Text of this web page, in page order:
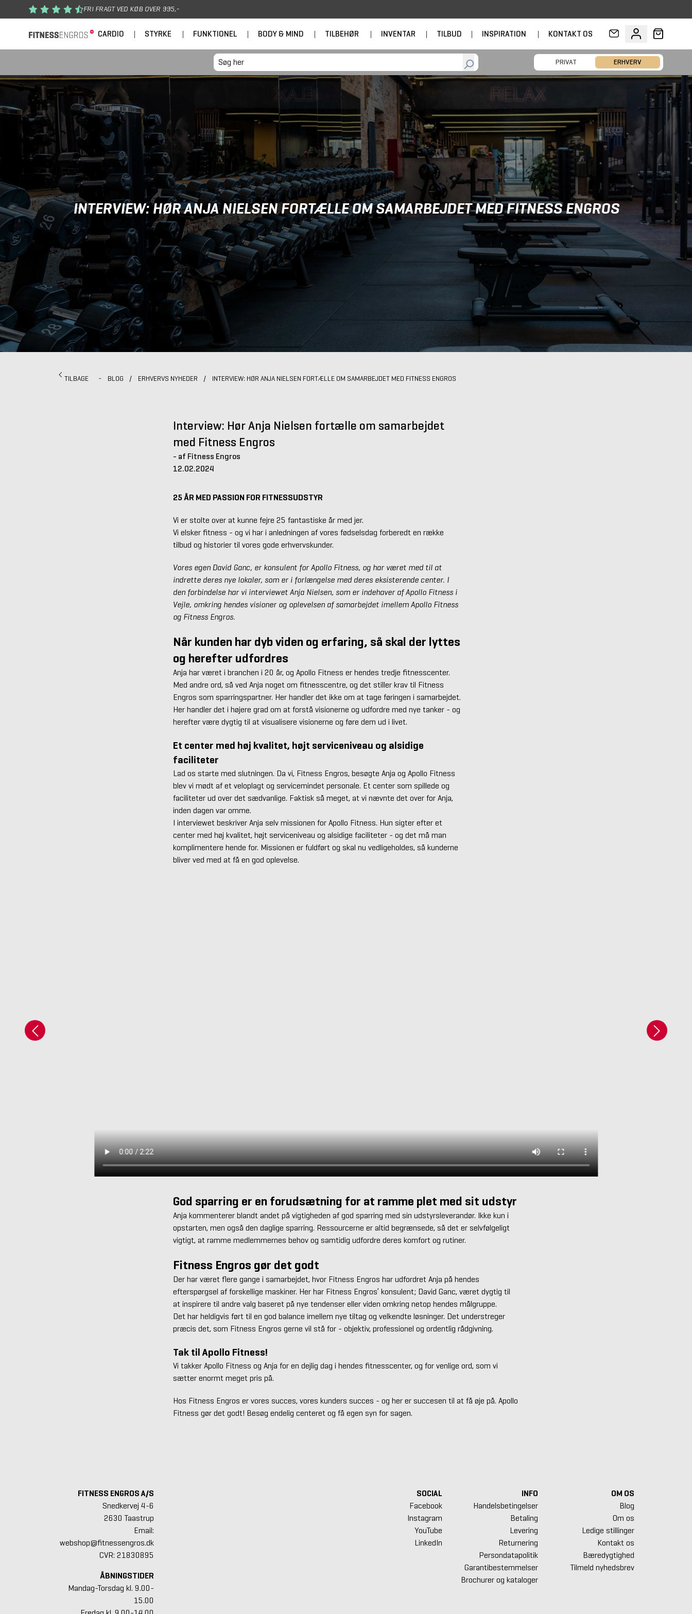
Gå til hovedindhold FRI FRAGT VED KØB OVER 995,-
CARDIO | STYRKE | FUNKTIONEL | BODY & MIND | TILBEHØR | INVENTAR | TILBUD | INSPIRATION | KONTAKT OS
PRIVAT ERHVERV
INTERVIEW: HØR ANJA NIELSEN FORTÆLLE OM SAMARBEJDET MED FITNESS ENGROS
TILBAGE - BLOG / ERHVERVS NYHEDER / INTERVIEW: HØR ANJA NIELSEN FORTÆLLE OM SAMARBEJDET MED FITNESS ENGROS
Interview: Hør Anja Nielsen fortælle om samarbejdet
med Fitness Engros
- af Fitness Engros
12.02.2024
25 ÅR MED PASSION FOR FITNESSUDSTYR
Vi er stolte over at kunne fejre 25 fantastiske år med jer.
Vi elsker fitness - og vi har i anledningen af vores fødselsdag forberedt en række
tilbud og historier til vores gode erhvervskunder.
Vores egen David Ganc, er konsulent for Apollo Fitness, og har været med til at
indrette deres nye lokaler, som er i forlængelse med deres eksisterende center. I
den forbindelse har vi interviewet Anja Nielsen, som er indehaver af Apollo Fitness i
Vejle, omkring hendes visioner og oplevelsen af samarbejdet imellem Apollo Fitness
og Fitness Engros.
Når kunden har dyb viden og erfaring, så skal der lyttes
og herefter udfordres
Anja har været i branchen i 20 år, og Apollo Fitness er hendes tredje fitnesscenter.
Med andre ord, så ved Anja noget om fitnesscentre, og det stiller krav til Fitness
Engros som sparringspartner. Her handler det ikke om at tage føringen i samarbejdet.
Her handler det i højere grad om at forstå visionerne og udfordre med nye tanker - og
herefter være dygtig til at visualisere visionerne og føre dem ud i livet.
Et center med høj kvalitet, højt serviceniveau og alsidige
faciliteter
Lad os starte med slutningen. Da vi, Fitness Engros, besøgte Anja og Apollo Fitness
blev vi mødt af et veloplagt og servicemindet personale. Et center som spillede og
faciliteter ud over det sædvanlige. Faktisk så meget, at vi nævnte det over for Anja,
inden dagen var omme.
I interviewet beskriver Anja selv missionen for Apollo Fitness. Hun sigter efter et
center med høj kvalitet, højt serviceniveau og alsidige faciliteter - og det må man
komplimentere hende for. Missionen er fuldført og skal nu vedligeholdes, så kunderne
bliver ved med at få en god oplevelse.
God sparring er en forudsætning for at ramme plet med sit udstyr
Anja kommenterer blandt andet på vigtigheden af god sparring med sin udstyrsleverandør. Ikke kun i
opstarten, men også den daglige sparring. Ressourcerne er altid begrænsede, så det er selvfølgeligt
vigtigt, at ramme medlemmernes behov og samtidig udfordre deres komfort og rutiner.
Fitness Engros gør det godt
Der har været flere gange i samarbejdet, hvor Fitness Engros har udfordret Anja på hendes
efterspørgsel af forskellige maskiner. Her har Fitness Engros’ konsulent; David Ganc, været dygtig til
at inspirere til andre valg baseret på nye tendenser eller viden omkring netop hendes målgruppe.
Det har heldigvis ført til en god balance imellem nye tiltag og velkendte løsninger. Det understreger
præcis det, som Fitness Engros gerne vil stå for - objektiv, professionel og ordentlig rådgivning.
Tak til Apollo Fitness!
Vi takker Apollo Fitness og Anja for en dejlig dag i hendes fitnesscenter, og for venlige ord, som vi
sætter enormt meget pris på.
Hos Fitness Engros er vores succes, vores kunders succes - og her er succesen til at få øje på. Apollo
Fitness gør det godt! Besøg endelig centeret og få egen syn for sagen.
FITNESS ENGROS A/S
Snedkervej 4-6
2630 Taastrup
Email:
webshop@fitnessengros.dk
CVR: 21830895
ÅBNINGSTIDER
Mandag-Torsdag kl. 9.00-
15.00
SOCIAL
Facebook
Instagram
YouTube
LinkedIn
INFO
Handelsbetingelser
Betaling
Levering
Returnering
Persondatapolitik
Garantibestemmelser
Brochurer og kataloger
OM OS
Blog
Om os
Ledige stillinger
Kontakt os
Bæredygtighed
Tilmeld nyhedsbrev